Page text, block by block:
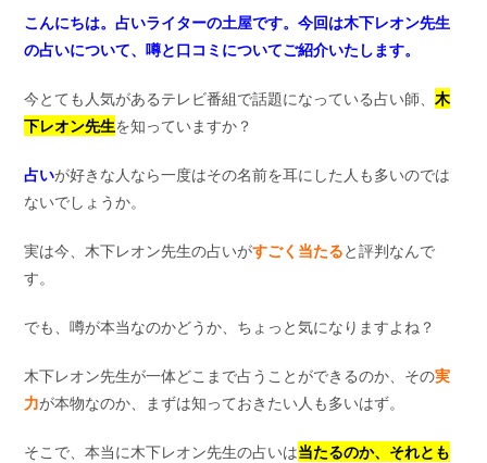
こんにちは。占いライターの土屋です。今回は木下レオン先生
の占いについて、噂と口コミについてご紹介いたします。
今とても人気があるテレビ番組で話題になっている占い師、木
下レオン先生を知っていますか？
占いが好きな人なら一度はその名前を耳にした人も多いのでは
ないでしょうか。
実は今、木下レオン先生の占いがすごく当たると評判なんで
す。
でも、噂が本当なのかどうか、ちょっと気になりますよね？
木下レオン先生が一体どこまで占うことができるのか、その実
力が本物なのか、まずは知っておきたい人も多いはず。
そこで、本当に木下レオン先生の占いは当たるのか、それとも